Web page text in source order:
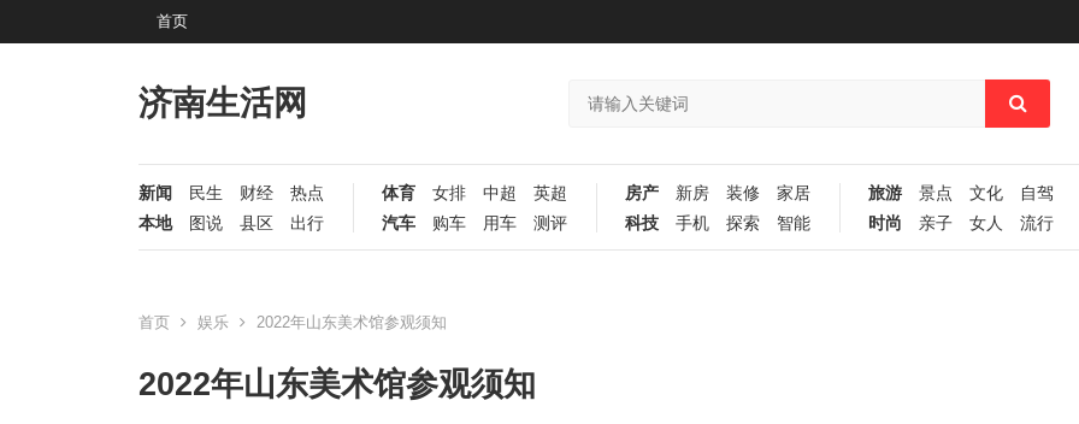
首页
济南生活网
新闻 民生 财经
热点
本地
图说 县区 出行
体育 女排 中超
英超
汽车
购车 用车 测评
房产 新房 装修
家居
科技
手机 探索 智能
旅游 景点 文化
自驾
时尚
亲子 女人 流行
首页 娱乐 2022年山东美术馆参观须知
2022年山东美术馆参观须知